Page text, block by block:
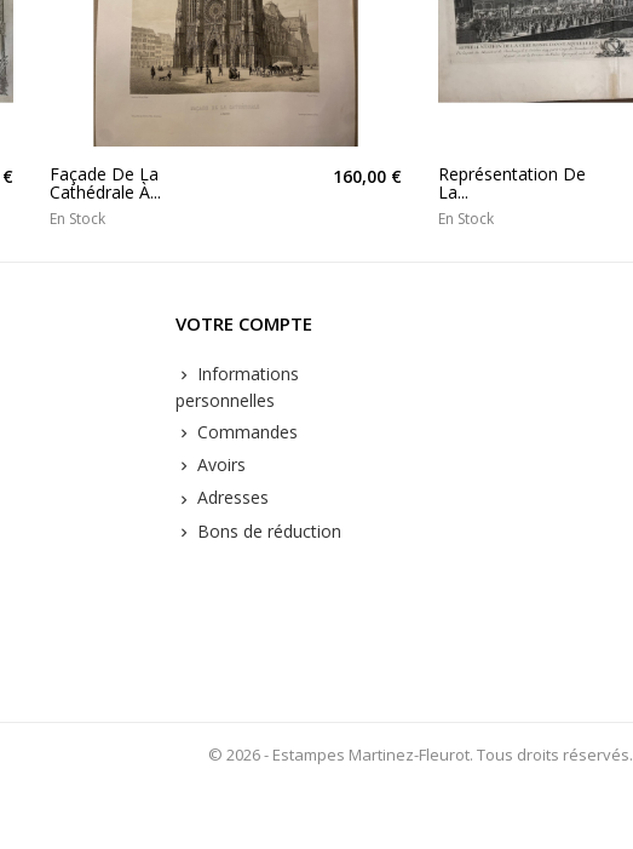
€ Façade De La
Cathédrale À...
160,00 €
En Stock
Représentation De
La...
En Stock
VOTRE COMPTE
Informations
personnelles
Commandes
Avoirs
Adresses
Bons de réduction
© 2026 - Estampes Martinez-Fleurot. Tous droits réservés.